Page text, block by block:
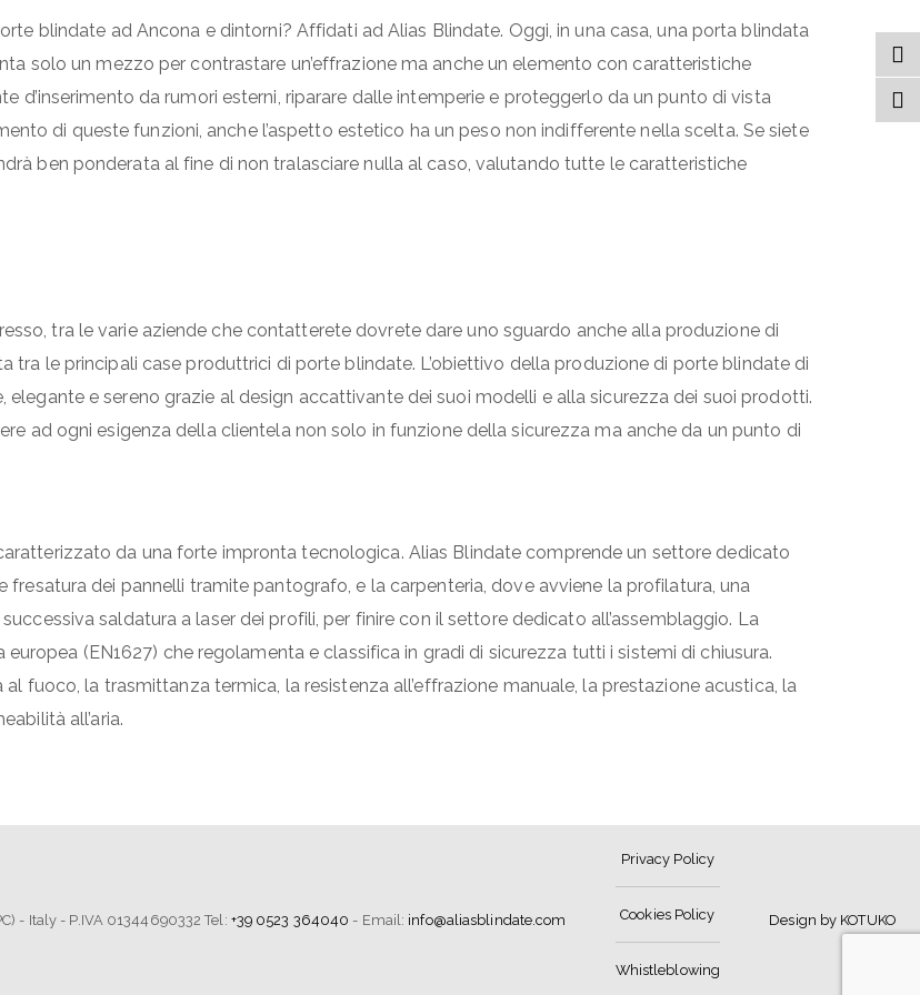
blindate ad Ancona e dintorni? Affidati ad Alias Blindate. Oggi, in una casa, una porta blindata
solo un mezzo per contrastare un’effrazione ma anche un elemento con caratteristiche
d’inserimento da rumori esterni, riparare dalle intemperie e proteggerlo da un punto di vista
di queste funzioni, anche l’aspetto estetico ha un peso non indifferente nella scelta. Se siete
ben ponderata al fine di non tralasciare nulla al caso, valutando tutte le caratteristiche
tra le varie aziende che contatterete dovrete dare uno sguardo anche alla produzione di
tra le principali case produttrici di porte blindate. L’obiettivo della produzione di porte blindate di
elegante e sereno grazie al design accattivante dei suoi modelli e alla sicurezza dei suoi prodotti.
ad ogni esigenza della clientela non solo in funzione della sicurezza ma anche da un punto di
da una forte impronta tecnologica. Alias Blindate comprende un settore dedicato
dei pannelli tramite pantografo, e la carpenteria, dove avviene la profilatura, una
saldatura a laser dei profili, per finire con il settore dedicato all’assemblaggio. La
(EN1627) che regolamenta e classifica in gradi di sicurezza tutti i sistemi di chiusura.
fuoco, la trasmittanza termica, la resistenza all’effrazione manuale, la prestazione acustica, la
all’aria.
- Italy - P.IVA 01344690332 Tel: +39 0523 364040 - Email: info@aliasblindate.com
Privacy Policy
Cookies Policy
Whistleblowing
Design by KOTUKO